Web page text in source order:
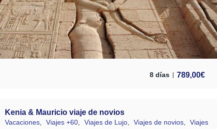
8 días 789,00€
Kenia & Mauricio viaje de novios
Vacaciones Viajes +60 Viajes de Lujo Viajes de novios
Viajes